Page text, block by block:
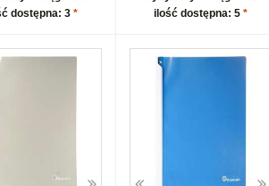
dostępna: 3 *
ilość dostępna: 5 *